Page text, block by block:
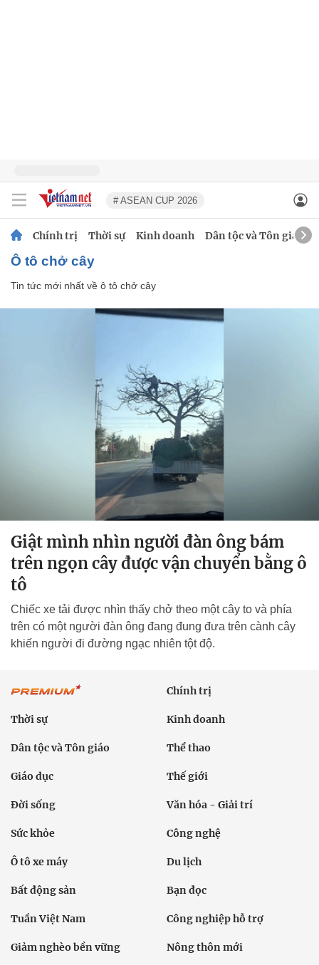
# ASEAN CUP 2026
Chính trị Thời sự Kinh doanh Dân tộc và Tôn giáo
ô tô chở cây
Tin tức mới nhất về ô tô chở cây
Giật mình nhìn người đàn ông bám
trên ngọn cây được vận chuyển bằng ô
tô
Chiếc xe tải được nhìn thấy chở theo một cây to và phía
trên có một người đàn ông đang đung đưa trên cành cây
khiến người đi đường ngạc nhiên tột độ.
Chính trị
Thời sự Kinh doanh
Dân tộc và Tôn giáo Thể thao
Giáo dục Thế giới
Đời sống Văn hóa - Giải trí
Sức khỏe Công nghệ
Ô tô xe máy Du lịch
Bất động sản Bạn đọc
Tuần Việt Nam Công nghiệp hỗ trợ
Giảm nghèo bền vững Nông thôn mới